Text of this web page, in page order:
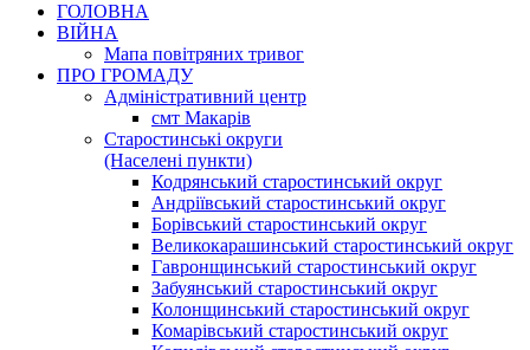
ГОЛОВНА
ВІЙНА
Мапа повітряних тривог
ПРО ГРОМАДУ
Aдміністративний центр
смт Макарів
Старостинські округи
(Населені пункти)
Кодрянський старостинський округ
Андріївський старостинський округ
Борівський старостинський округ
Великокарашинський старостинський округ
Гавронщинський старостинський округ
Забуянський старостинський округ
Колонщинський старостинський округ
Комарівський старостинський округ